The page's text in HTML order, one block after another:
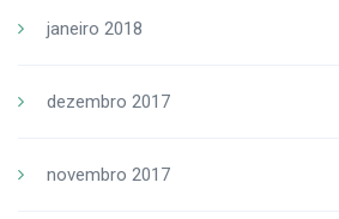
janeiro 2018
dezembro 2017
novembro 2017